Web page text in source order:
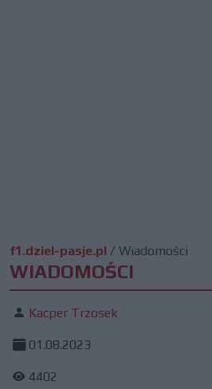
f1.dziel-pasje.pl / Wiadomości
WIADOMOŚCI
Kacper Trzosek
01.08.2023
4402